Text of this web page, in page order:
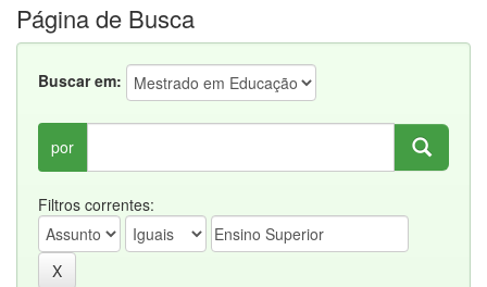
Página de Busca
Buscar em:
por
Filtros correntes: